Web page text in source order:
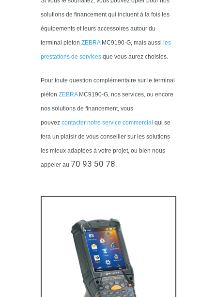
solutions de financement qui incluent à la fois les
équipements et leurs accessoires autour du
terminal piéton ZEBRAMC9190-G, mais aussi les
prestations de services que vous aurez choisies.
Pour toute question complémentaire sur le terminal
piéton ZEBRAMC9190-G, nos services, ou encore
nos solutions de financement, vous
pouvez contacter notre service commercial qui se
fera un plaisir de vous conseiller sur les solutions
les mieux adaptées à votre projet, ou bien nous
appeler au 70 93 50 78.